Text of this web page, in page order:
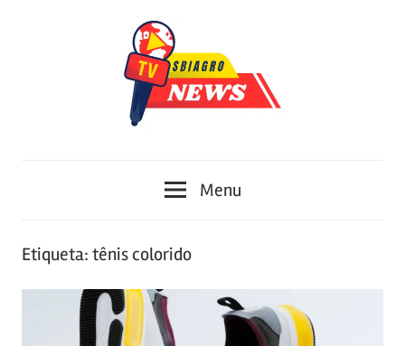
Menu
Etiqueta: tênis colorido